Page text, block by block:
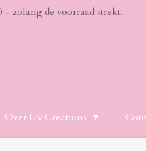
– zolang de voorraad strekt.
Over Liv Creations